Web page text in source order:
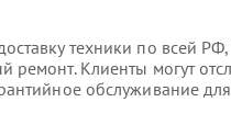
техники по всей
Клиенты могут
обслуживание